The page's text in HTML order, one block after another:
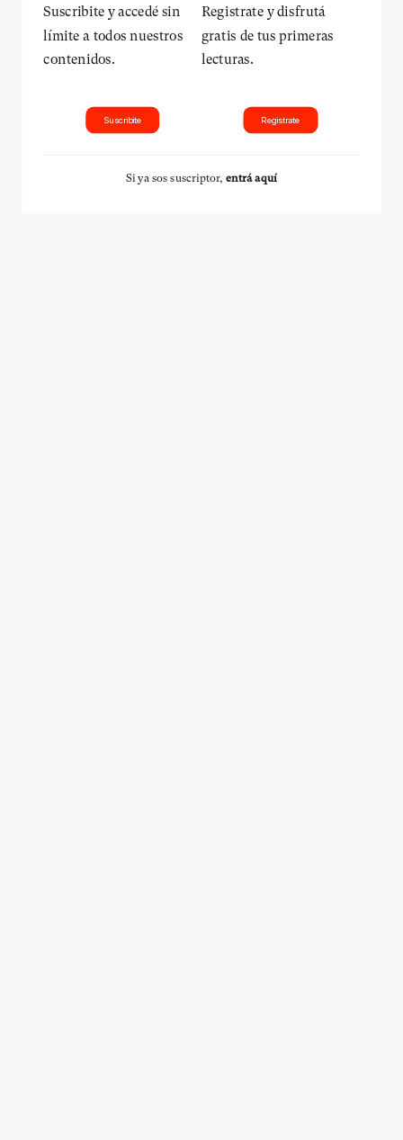
Suscribite y accedé sin
límite a todos nuestros
contenidos.
Suscribite
Registrate y disfrutá
gratis de tus primeras
lecturas.
Registrate
Si ya sos suscriptor, entrá aquí